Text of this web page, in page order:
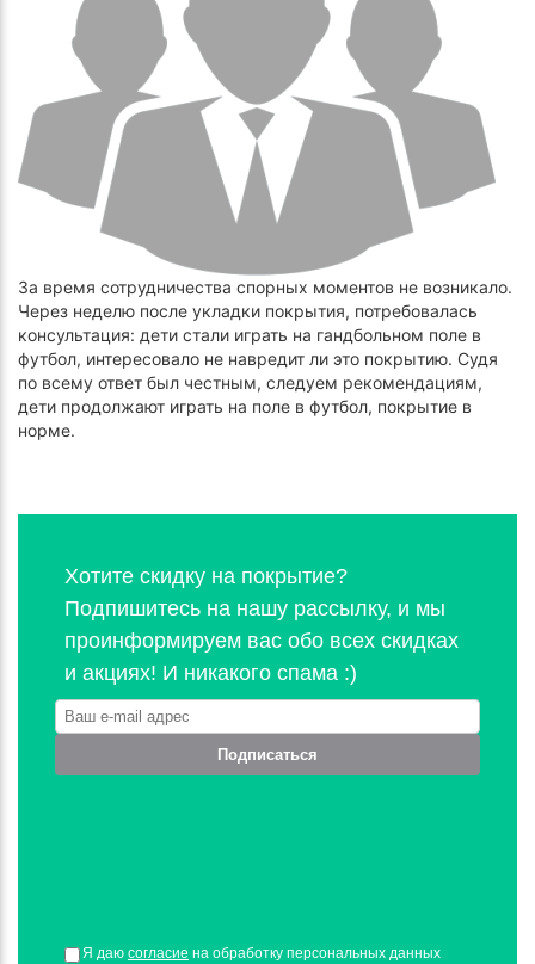
За время сотрудничества спорных моментов не возникало.
Через неделю после укладки покрытия, потребовалась
консультация: дети стали играть на гандбольном поле в
футбол, интересовало не навредит ли это покрытию. Судя
по всему ответ был честным, следуем рекомендациям,
дети продолжают играть на поле в футбол, покрытие в
норме.
Хотите скидку на покрытие?
Подпишитесь на нашу рассылку, и мы
проинформируем вас обо всех скидках
и акциях! И никакого спама :)
Подписаться
Я даю согласие на обработку персональных данных